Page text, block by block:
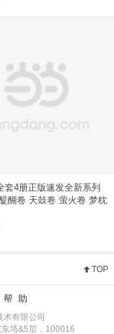
套4册正版速发全新系列
醍醐卷 天鼓卷 萤火卷 梦枕
TOP
帮 助
有限公司
塔&5层，100016